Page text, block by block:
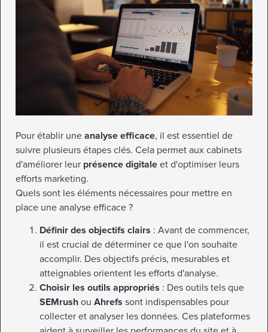
Pour établir une analyse efficace, il est essentiel de
suivre plusieurs étapes clés. Cela permet aux cabinets
d'améliorer leur présence digitale et d'optimiser leurs
efforts marketing.
Quels sont les éléments nécessaires pour mettre en
place une analyse efficace ?
Définir des objectifs clairs : Avant de commencer,
il est crucial de déterminer ce que l'on souhaite
accomplir. Des objectifs précis, mesurables et
atteignables orientent les efforts d'analyse.
Choisir les outils appropriés : Des outils tels que
SEMrush ou Ahrefs sont indispensables pour
collecter et analyser les données. Ces plateformes